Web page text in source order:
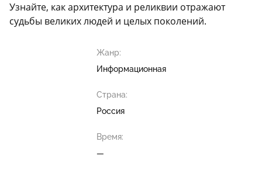
Узнайте, как архитектура и реликвии отражают
судьбы великих людей и целых поколений.
Жанр:
Информационная
Страна:
Россия
Время:
—